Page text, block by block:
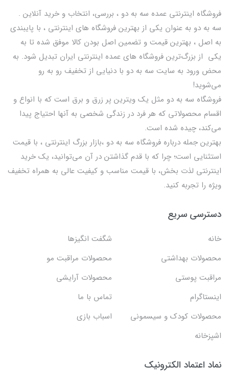
فروشگاه اینترنتی عمده سه به دو ، بررسی، انتخاب و خرید آنلاین .
سه به دو به عنوان یکی از بهترين فروشگاه های اینترنتی ، با پایبندی
به اصل ، بهترين قيمت و تضمین اصل‌ بودن کالا موفق شده تا به
يكي از بزرگ‌ترين فروشگاه هاي عمده اینترنتی ایران تبدیل شود. به
محض ورود به سایت سه به دو با دنیایی از تخفيف رو به رو
می‌شوید!
فروشگاه سه به دو مثل یک ویترین پر زرق و برق است که با انواع و
اقسام محصولاتی که هر فرد در زندگی شخصی به آنها احتیاج پیدا
می‌کند، چیده شده است.
بهترين جمله درباره فروشگاه سه به دو ،بازار بزرگ اینترنتی ، با قيمت
استثنايي است؛ چرا که با قدم گذاشتن در آن می‌توانید، یک خرید
اینترنتی لذت بخش، با قیمت مناسب و کیفیت عالی به همراه تخفیف
ویژه را تجربه کنید.
دسترسی سریع
خانه
شگفت انگيزها
محصولات بهداشتي
محصولات مراقبت مو
مراقبت پوستی
محصولات آرایشی
اینستاگرام
تماس با ما
محصولات کودک و سیسمونی
اسباب بازی
اشپزخانه
نماد اعتماد الکترونیک